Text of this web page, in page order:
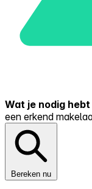
Wat je nodig
een erkend
Bereken nu